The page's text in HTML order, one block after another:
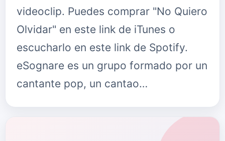
videoclip. Puedes comprar "No Quiero
Olvidar" en este link de iTunes o
escucharlo en este link de Spotify.
eSognare es un grupo formado por un
cantante pop, un cantao…